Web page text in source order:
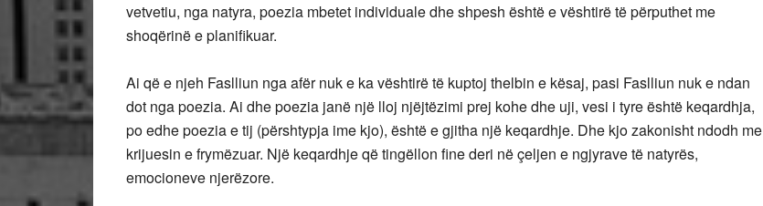
vetvetiu, nga natyra, poezia mbetet individuale dhe shpesh është e vështirë të përputhet me
shoqërinë e planifikuar.
Ai që e njeh Faslliun nga afër nuk e ka vështirë të kuptoj thelbin e kësaj, pasi Faslliun nuk e ndan
dot nga poezia. Ai dhe poezia janë një lloj njëjtëzimi prej kohe dhe uji, vesi i tyre është keqardhja,
po edhe poezia e tij (përshtypja ime kjo), është e gjitha një keqardhje. Dhe kjo zakonisht ndodh me
krijuesin e frymëzuar. Një keqardhje që tingëllon fine deri në çeljen e ngjyrave të natyrës,
emocioneve njerëzore.